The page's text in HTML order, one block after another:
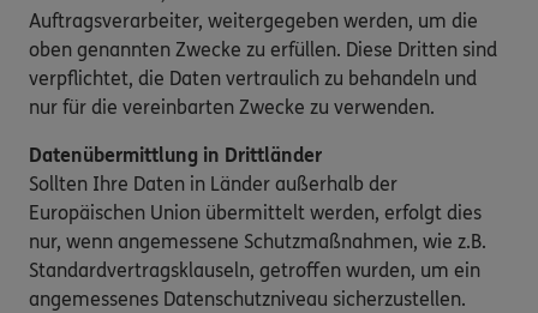
Auftragsverarbeiter, weitergegeben werden, um die
oben genannten Zwecke zu erfüllen. Diese Dritten sind
verpflichtet, die Daten vertraulich zu behandeln und
nur für die vereinbarten Zwecke zu verwenden.
Datenübermittlung in Drittländer
Sollten Ihre Daten in Länder außerhalb der
Europäischen Union übermittelt werden, erfolgt dies
nur, wenn angemessene Schutzmaßnahmen, wie z.B.
Standardvertragsklauseln, getroffen wurden, um ein
angemessenes Datenschutzniveau sicherzustellen.